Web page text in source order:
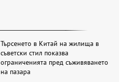
Търсенето в Китай на жилища в
съветски стил показва
ограниченията пред съживяването
на пазара